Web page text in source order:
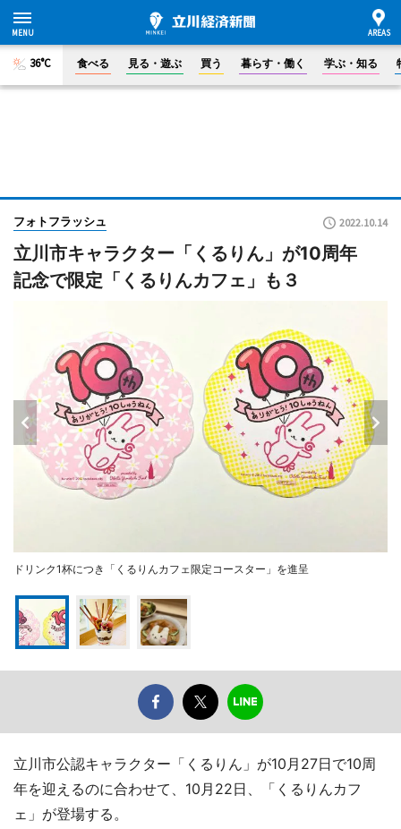
36°C 食べる 見る・遊ぶ 買う 暮らす・働く 学ぶ・知る
フォトフラッシュ 2022.10.14
立川市キャラクター「くるりん」が10周年
記念で限定「くるりんカフェ」も３
ドリンク1杯につき「くるりんカフェ限定コースター」を進呈
立川市公認キャラクター「くるりん」が10月27日で10周
年を迎えるのに合わせて、10月22日、「くるりんカフ
ェ」が登場する。